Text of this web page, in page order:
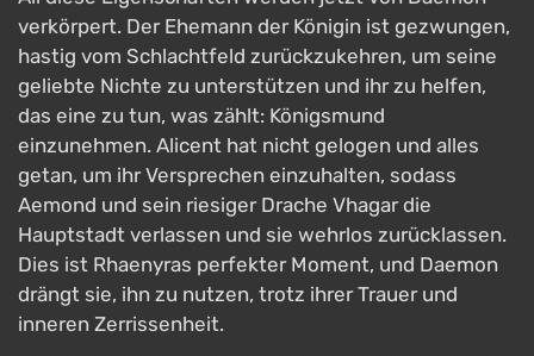
verkörpert. Der Ehemann der Königin ist gezwungen,
hastig vom Schlachtfeld zurückzukehren, um seine
geliebte Nichte zu unterstützen und ihr zu helfen,
das eine zu tun, was zählt: Königsmund
einzunehmen. Alicent hat nicht gelogen und alles
getan, um ihr Versprechen einzuhalten, sodass
Aemond und sein riesiger Drache Vhagar die
Hauptstadt verlassen und sie wehrlos zurücklassen.
Dies ist Rhaenyras perfekter Moment, und Daemon
drängt sie, ihn zu nutzen, trotz ihrer Trauer und
inneren Zerrissenheit.